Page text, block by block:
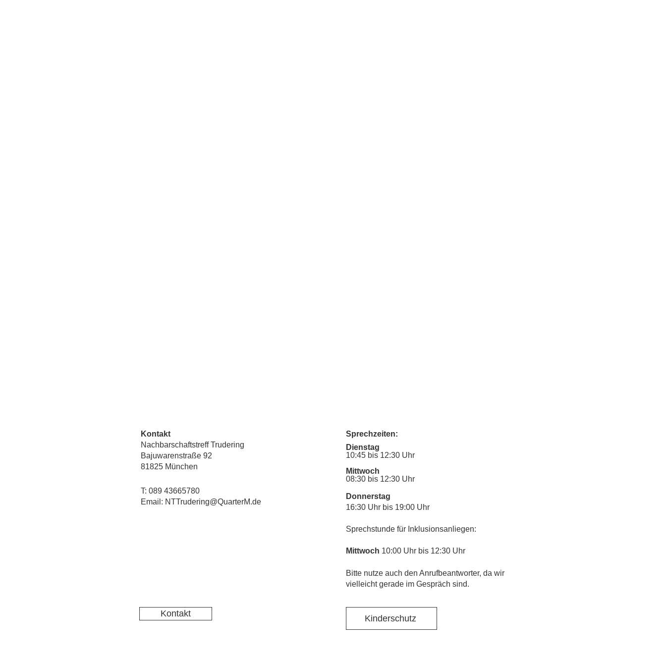
Kontakt
Nachbarschaftstreff Trudering
Bajuwarenstraße 92
81825 München
T: 089 43665780
Email: NTTrudering@QuarterM.de
Kontakt
Sprechzeiten:
Dienstag
10:45 bis 12:30 Uhr
Mittwoch
08:30 bis 12:30 Uhr
Donnerstag
16:30 Uhr bis 19:00 Uhr
Sprechstunde für Inklusionsanliegen:
Mittwoch 10:00 Uhr bis 12:30 Uhr
​Bitte nutze auch den Anrufbeantworter, da wir
vielleicht gerade im Gespräch sind.
Kinderschutz